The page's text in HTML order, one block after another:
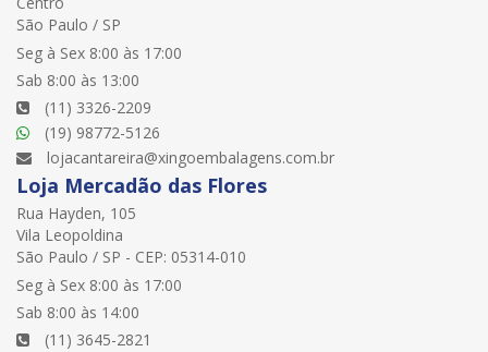
São Paulo / SP
Seg à Sex 8:00 às 17:00
Sab 8:00 às 13:00
(11) 3326-2209
(19) 98772-5126
lojacantareira@xingoembalagens.com.br
Loja Mercadão das Flores
Rua Hayden, 105
Vila Leopoldina
São Paulo / SP - CEP: 05314-010
Seg à Sex 8:00 às 17:00
Sab 8:00 às 14:00
(11) 3645-2821